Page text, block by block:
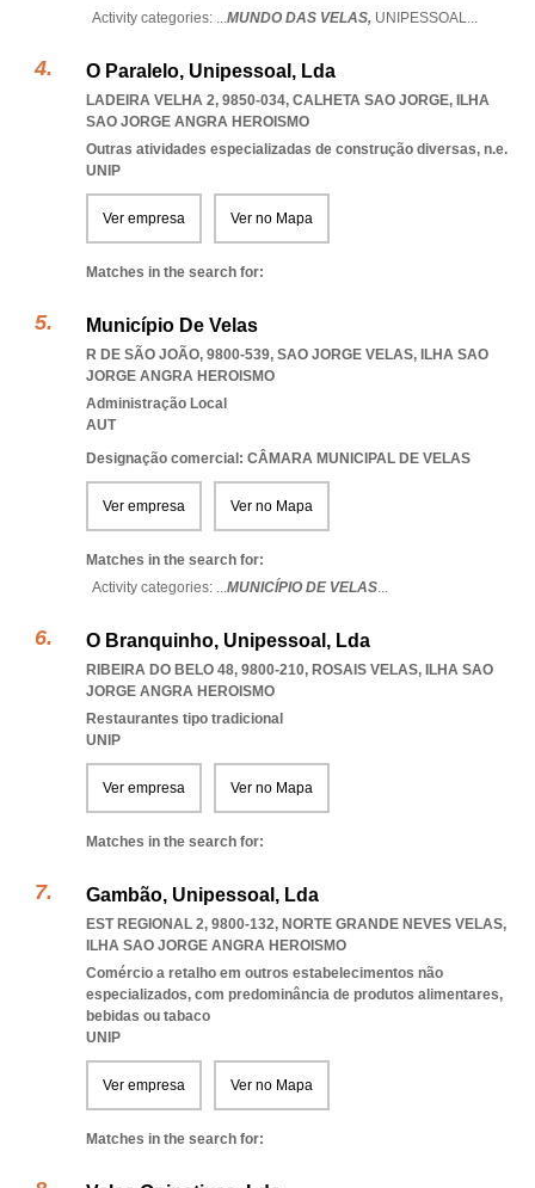
Activity categories: ...MUNDO DAS VELAS, UNIPESSOAL...
O Paralelo, Unipessoal, Lda
LADEIRA VELHA 2, 9850-034, CALHETA SAO JORGE, ILHA
SAO JORGE ANGRA HEROISMO
Outras atividades especializadas de construção diversas, n.e.
UNIP
Ver empresa Ver no Mapa
Matches in the search for:
Município De Velas
R DE SÃO JOÃO, 9800-539, SAO JORGE VELAS, ILHA SAO
JORGE ANGRA HEROISMO
Administração Local
AUT
Designação comercial: CÂMARA MUNICIPAL DE VELAS
Ver empresa Ver no Mapa
Matches in the search for:
Activity categories: ...MUNICÍPIO DE VELAS...
O Branquinho, Unipessoal, Lda
RIBEIRA DO BELO 48, 9800-210, ROSAIS VELAS, ILHA SAO
JORGE ANGRA HEROISMO
Restaurantes tipo tradicional
UNIP
Ver empresa Ver no Mapa
Matches in the search for:
Gambão, Unipessoal, Lda
EST REGIONAL 2, 9800-132, NORTE GRANDE NEVES VELAS,
ILHA SAO JORGE ANGRA HEROISMO
Comércio a retalho em outros estabelecimentos não
especializados, com predominância de produtos alimentares,
bebidas ou tabaco
UNIP
Ver empresa Ver no Mapa
Matches in the search for: